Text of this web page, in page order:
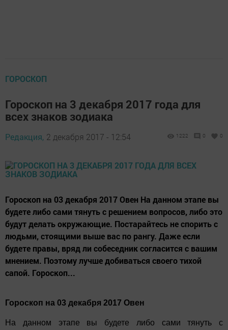
ГОРОСКОП
Гороскоп на 3 декабря 2017 года для
всех знаков зодиака
Редакция, 2 декабря 2017 - 12:54 1222 0 0
Гороскоп на 03 декабря 2017 Овен На данном этапе вы
будете либо сами тянуть с решением вопросов, либо это
будут делать окружающие. Постарайтесь не спорить с
людьми, стоящими выше вас по рангу. Даже если
будете правы, вряд ли собеседник согласится с вашим
мнением. Поэтому лучше добиваться своего тихой
сапой. Гороскоп...
Гороскоп на 03 декабря 2017 Овен
На данном этапе вы будете либо сами тянуть с